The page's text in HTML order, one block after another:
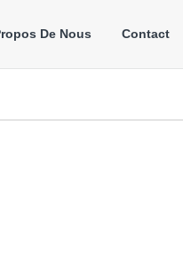
De Nous Contact